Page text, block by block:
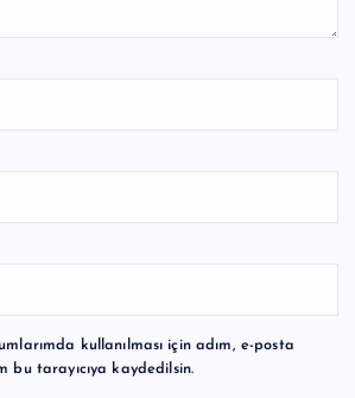
kullanılması için adım, e-posta
bu tarayıcıya kaydedilsin.